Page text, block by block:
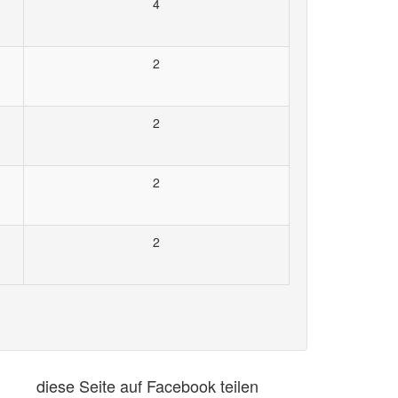
4
2
2
2
2
diese Seite auf Facebook teilen